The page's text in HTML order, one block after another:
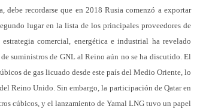
recordarse que en 2018 Rusia comenzó a exportar
lugar en la lista de los principales proveedores de
comercial, energética e industrial ha revelado
suministros de GNL al Reino aún no se ha discutido. El
de gas licuado desde este país del Medio Oriente, lo
Reino Unido. Sin embargo, la participación de Qatar en
cúbicos, y el lanzamiento de Yamal LNG tuvo un papel